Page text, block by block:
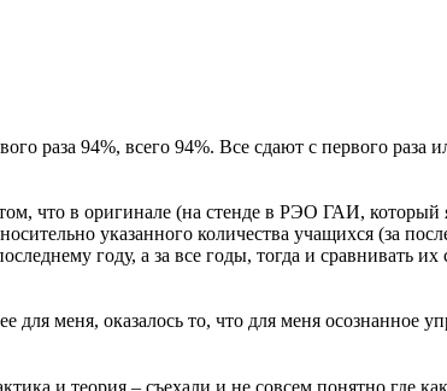
раза 94%, всего 94%. Все сдают с первого раза
что в оригинале (на стенде в РЭО ГАИ, который
указанного количества учащихся (за
году, а за все годы, тогда и сравнивать
для меня, оказалось то, что для меня осознанное